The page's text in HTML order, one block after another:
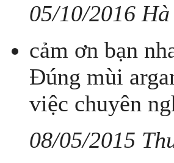
05/10/2016
cảm ơn bạn
Đúng mùi
việc chuyên
08/05/2015